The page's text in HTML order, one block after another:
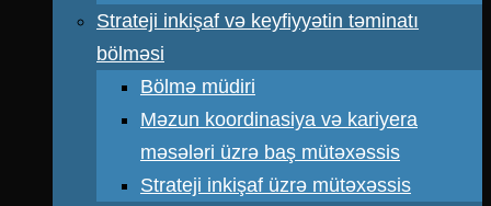
Strateji inkişaf və keyfiyyətin təminatı
bölməsi
Bölmə müdiri
Məzun koordinasiya və kariyera
məsələri üzrə baş mütəxəssis
Strateji inkişaf üzrə mütəxəssis